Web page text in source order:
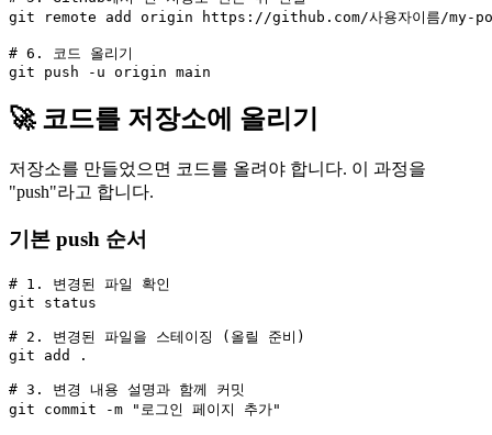
git remote add origin https://github.com/사용자이름/
# 6. 코드 올리기
🚀 코드를 저장소에 올리기
저장소를 만들었으면 코드를 올려야 합니다. 이 과정을
"push"라고 합니다.
기본 push 순서
# 1. 변경된 파일 확인
git status
# 2. 변경된 파일을 스테이징 (올릴 준비)
git add .
# 3. 변경 내용 설명과 함께 커밋
git commit -m "로그인 페이지 추가"